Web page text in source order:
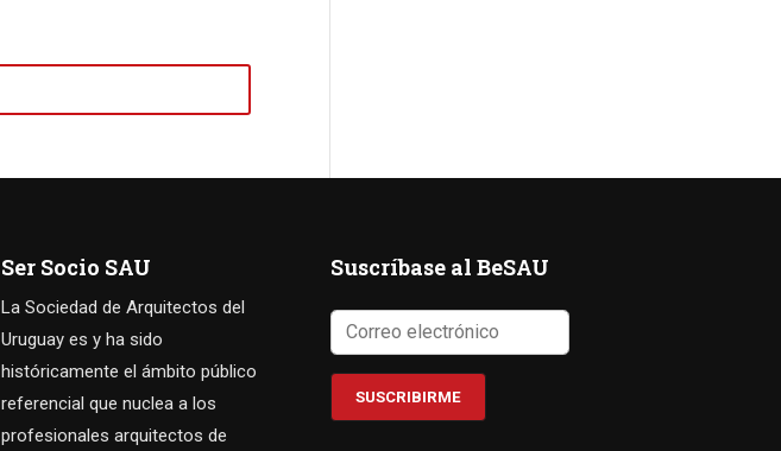
Ser Socio SAU
La Sociedad de Arquitectos del
Uruguay es y ha sido
históricamente el ámbito público
referencial que nuclea a los
profesionales arquitectos de
Suscríbase al BeSAU